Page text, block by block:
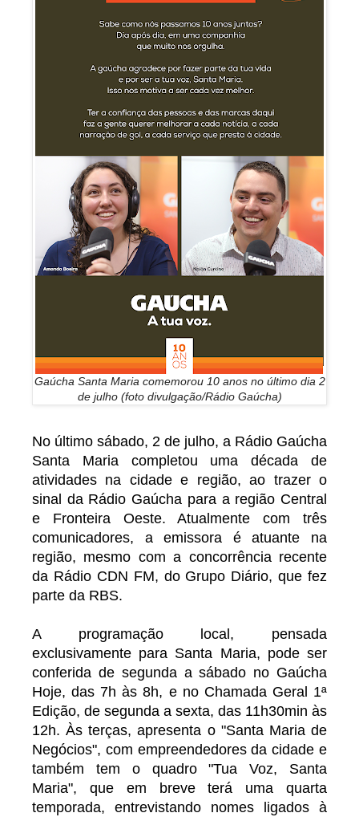
Gaúcha Santa Maria comemorou 10 anos no último dia 2
de julho (foto divulgação/Rádio Gaúcha)
No último sábado, 2 de julho, a Rádio Gaúcha
Santa Maria completou uma década de
atividades na cidade e região, ao trazer o
sinal da Rádio Gaúcha para a região Central
e Fronteira Oeste. Atualmente com três
comunicadores, a emissora é atuante na
região, mesmo com a concorrência recente
da Rádio CDN FM, do Grupo Diário, que fez
parte da RBS.
A programação local, pensada
exclusivamente para Santa Maria, pode ser
conferida de segunda a sábado no Gaúcha
Hoje, das 7h às 8h, e no Chamada Geral 1ª
Edição, de segunda a sexta, das 11h30min às
12h. Às terças, apresenta o "Santa Maria de
Negócios", com empreendedores da cidade e
também tem o quadro "Tua Voz, Santa
Maria", que em breve terá uma quarta
temporada, entrevistando nomes ligados à